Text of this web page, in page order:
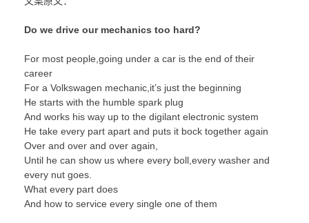
Do we drive our mechanics too hard?
For most people,going under a car is the end of their
career
For a Volkswagen mechanic,it’s just the beginning
He starts with the humble spark plug
And works his way up to the digilant electronic system
He take every part apart and puts it bock together again
Over and over and over again,
Until he can show us where every boll,every washer and
every nut goes.
What every part does
And how to service every single one of them